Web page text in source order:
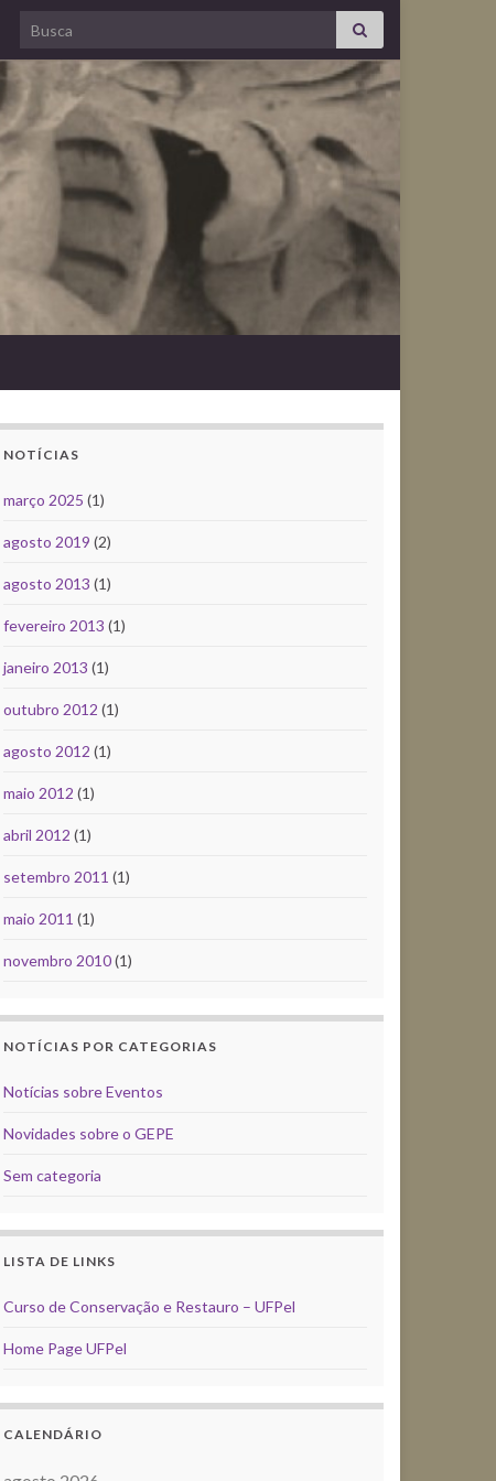
Search for:
NOTÍCIAS
março 2025 (1)
agosto 2019 (2)
agosto 2013 (1)
fevereiro 2013 (1)
janeiro 2013 (1)
outubro 2012 (1)
agosto 2012 (1)
maio 2012 (1)
abril 2012 (1)
setembro 2011 (1)
maio 2011 (1)
novembro 2010(1)
NOTÍCIAS POR CATEGORIAS
Notícias sobre Eventos
Novidades sobre o GEPE
Sem categoria
LISTA DE LINKS
Curso de Conservação e Restauro – UFPel
Home Page UFPel
CALENDÁRIO